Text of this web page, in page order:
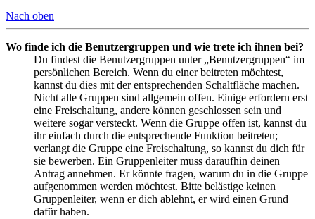
Nach oben
Wo finde ich die Benutzergruppen und wie trete ich ihnen bei?
Du findest die Benutzergruppen unter „Benutzergruppen“ im
persönlichen Bereich. Wenn du einer beitreten möchtest,
kannst du dies mit der entsprechenden Schaltfläche machen.
Nicht alle Gruppen sind allgemein offen. Einige erfordern erst
eine Freischaltung, andere können geschlossen sein und
weitere sogar versteckt. Wenn die Gruppe offen ist, kannst du
ihr einfach durch die entsprechende Funktion beitreten;
verlangt die Gruppe eine Freischaltung, so kannst du dich für
sie bewerben. Ein Gruppenleiter muss daraufhin deinen
Antrag annehmen. Er könnte fragen, warum du in die Gruppe
aufgenommen werden möchtest. Bitte belästige keinen
Gruppenleiter, wenn er dich ablehnt, er wird einen Grund
dafür haben.